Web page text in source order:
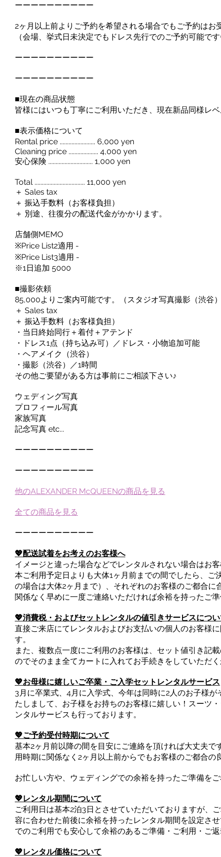
ーーーーーーーーーー
2ヶ月以上前よりご予約を希望される場合でもご予約は
（会場、挙式日未決定でもドレス先行でのご予約可能で
ーーーーーーーーーー
ーーーーーーーーーー
■現在の商品状態
皆様にはいつも丁寧にご利用いただき、現在新品同様レ
■表示価格について
Rental price ........................ 6,000 yen
Cleaning price .................... 4,000 yen
安心保険 .............................. 1,000 yen
Total .................................. 11,000 yen
＋ Sales tax
＋ 振込手数料（お客様負担）
＋ 別途、往復分の配送代金がかかります。
店舗側MEMO
※Price List2適用 -
※Price List3適用 -
※1日追加 5000
■撮影依頼
85,000よりご案内可能です。（スタジオ写真撮影（渋谷
＋ Sales tax
＋ 振込手数料（お客様負担）
・当日終始同行＋着付＋アテンド
・ドレス1点（持ち込み可）／ドレス・小物追加可能
・ヘアメイク（渋谷）
・撮影（渋谷）／1時間
その他ご要望がある方は事前にご相談下さい♪
ウェディング写真
プロフィール写真
家族写真
記念写真 etc...
ーーーーーーーーーー
ーーーーーーーーーー
他のALEXANDER McQUEENの商品を見る
全ての商品を見る
ーーーーーーーーーー
💖配送試着をお考えのお客様へ
イメージと違った場合などでレンタルされない場合はお
本ご利用予定日よりも大体1ヶ月前までの間でしたら、
の場合は大体2ヶ月まで）、それぞれのお客様のご都合
関係なく早めに一度ご連絡いただければ余裕を持ったご
💖消費税・およびセットレンタルの値引きサービスにつ
直接ご来店にてレンタルおよびお支払いの個人のお客様
す。
また、複数点一度にご利用のお客様は、セット値引き記
のでそのまま全てカートに入れてお手続きをしていただ
💖お母様に嬉しいご卒業・ご入学セットレンタルサービス
3月に卒業式、4月に入学式、今年は同時に2人のお子様
たしまして、お子様をお持ちのお客様に嬉しい！スーツ
ンタルサービスも行っております。
💖ご予約受付時期について
基本2ヶ月前以降の間を目安にご連絡を頂ければ大丈夫
用時期に関係なく2ヶ月以上前からでもお客様のご都合
お忙しい方や、ウェディングでの余裕を持ったご準備を
💖レンタル期間について
ご利用日は基本2泊3日とさせていただいておりますが、
容に合わせた前後に余裕を持ったレンタル期間を設定さ
でのご利用でも安心して余裕のあるご準備・ご利用・ご
💖レンタル価格について